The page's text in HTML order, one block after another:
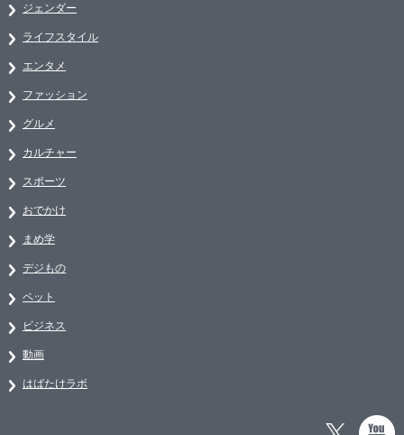
ジェンダー
ライフスタイル
エンタメ
ファッション
グルメ
カルチャー
スポーツ
おでかけ
まめ学
デジもの
ペット
ビジネス
動画
はばたけラボ